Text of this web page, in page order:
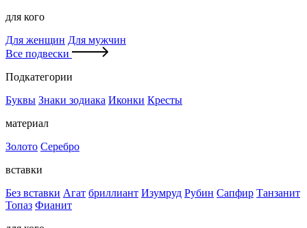
для кого
Для женщин Для мужчин
Все подвески
Подкатегории
Буквы Знаки зодиака Иконки Кресты
материал
Золото Серебро
вставки
Без вставки Агат бриллиант Изумруд Рубин Сапфир Танзанит
Топаз Фианит